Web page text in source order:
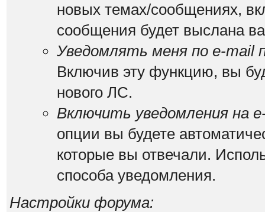
новых темах/сообщениях,
сообщения будет выслана
Уведомлять меня по e-mail
Включив эту функцию, вы
нового ЛС.
Включить уведомления на
опции вы будете
которые вы отвечали.
способа уведомления.
Настройки форума: